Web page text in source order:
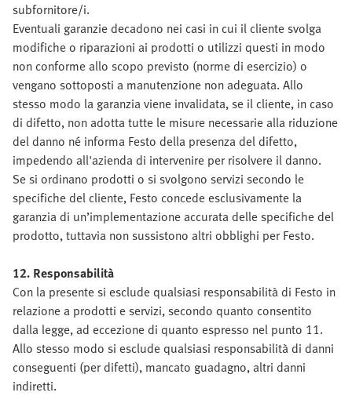
subfornitore/i.
Eventuali garanzie decadono nei casi in cui il cliente svolga
modifiche o riparazioni ai prodotti o utilizzi questi in modo
non conforme allo scopo previsto (norme di esercizio) o
vengano sottoposti a manutenzione non adeguata. Allo
stesso modo la garanzia viene invalidata, se il cliente, in caso
di difetto, non adotta tutte le misure necessarie alla riduzione
del danno né informa Festo della presenza del difetto,
impedendo all'azienda di intervenire per risolvere il danno.
Se si ordinano prodotti o si svolgono servizi secondo le
specifiche del cliente, Festo concede esclusivamente la
garanzia di un’implementazione accurata delle specifiche del
prodotto, tuttavia non sussistono altri obblighi per Festo.
12. Responsabilità
Con la presente si esclude qualsiasi responsabilità di Festo in
relazione a prodotti e servizi, secondo quanto consentito
dalla legge, ad eccezione di quanto espresso nel punto 11.
Allo stesso modo si esclude qualsiasi responsabilità di danni
conseguenti (per difetti), mancato guadagno, altri danni
indiretti.